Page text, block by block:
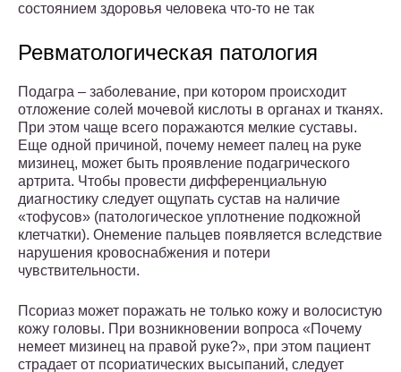
состоянием здоровья человека что-то не так
Ревматологическая патология
Подагра – заболевание, при котором происходит
отложение солей мочевой кислоты в органах и тканях.
При этом чаще всего поражаются мелкие суставы.
Еще одной причиной, почему немеет палец на руке
мизинец, может быть проявление подагрического
артрита. Чтобы провести дифференциальную
диагностику следует ощупать сустав на наличие
«тофусов» (патологическое уплотнение подкожной
клетчатки). Онемение пальцев появляется вследствие
нарушения кровоснабжения и потери
чувствительности.
Псориаз может поражать не только кожу и волосистую
кожу головы. При возникновении вопроса «Почему
немеет мизинец на правой руке?», при этом пациент
страдает от псориатических высыпаний, следует